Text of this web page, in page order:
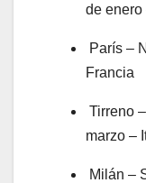
de enero
París –
Francia
Tirreno
marzo –
Milán –